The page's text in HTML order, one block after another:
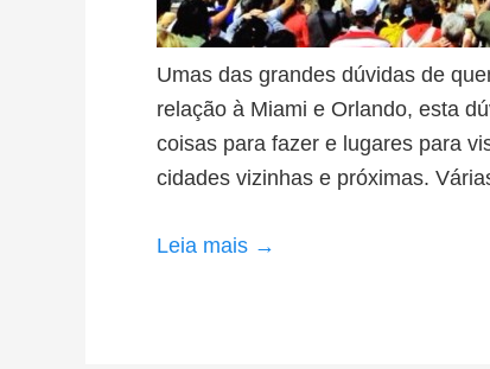
Umas das grandes dúvidas de
relação à Miami e Orlando, esta
coisas para fazer e lugares para
cidades vizinhas e próximas.
Leia mais →